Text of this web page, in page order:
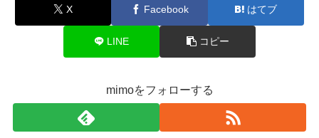
X Facebook はてブ
LINE コピー
mimoをフォローする